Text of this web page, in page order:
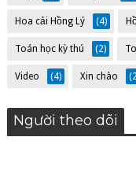
Hoa cải Hồng Lý (4)
Toán học kỳ thú (2)
Video (4) Xin chào
Người theo dõi